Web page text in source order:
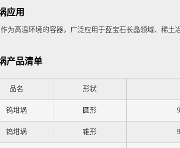
应用
为高温环境的容器，广泛应用于蓝宝石长晶领域、稀土
产品清单
品名 形状
钨坩埚 圆形
钨坩埚 锥形